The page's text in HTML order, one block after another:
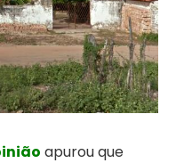
apurou que